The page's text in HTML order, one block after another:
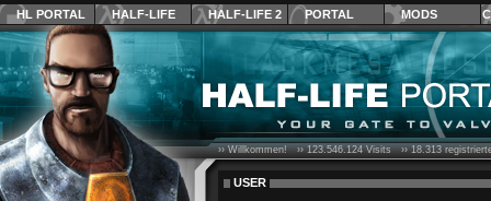
HL PORTAL HALF-LIFE HALF-LIFE 2 PORTAL MODS
›› Willkommen! ››123.546.124Visits ››18.313
USER